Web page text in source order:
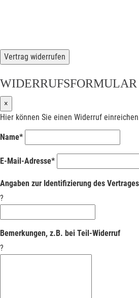
Vertrag widerrufen
WIDERRUFSFORMULAR
×
Hier können Sie einen Widerruf
Name*
E-Mail-Adresse*
Angaben zur Identifizierung des
?
Bemerkungen, z.B. bei Teil-Widerruf
?